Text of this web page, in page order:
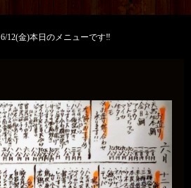
6/12(金)本日のメニューです‼️